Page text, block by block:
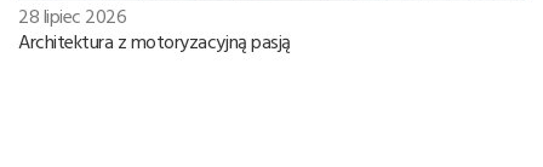
28 lipiec 2026
Architektura z motoryzacyjną pasją